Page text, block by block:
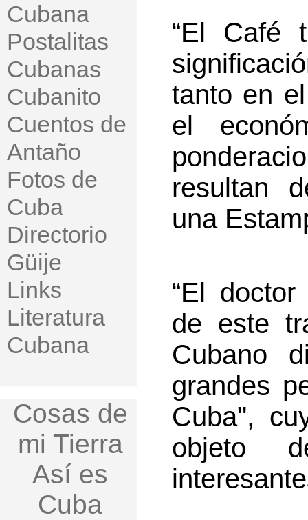
Cubana
Postalitas
Cubanas
Cubanito
Cuentos de
Antaño
Fotos de
Cuba
Directorio
Güije
Links
Literatura
Cubana
Cosas de
mi Tierra
Así es
Cuba
“El Café
tanto en
el
resultan
una
“El
de este
Cubano
grandes
Cuba",
objeto